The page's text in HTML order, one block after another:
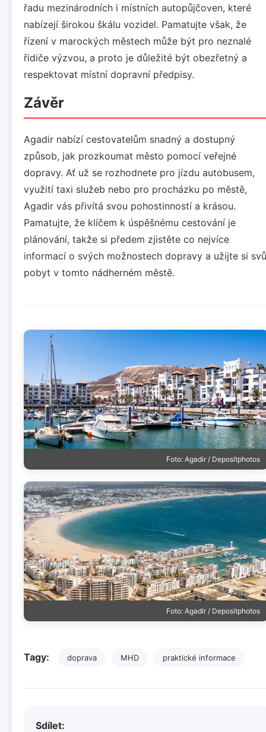
řadu mezinárodních i místních autopůjčoven, které
nabízejí širokou škálu vozidel. Pamatujte však, že
řízení v marockých městech může být pro neznalé
řidiče výzvou, a proto je důležité být obezřetný a
respektovat místní dopravní předpisy.
Závěr
Agadir nabízí cestovatelům snadný a dostupný
způsob, jak prozkoumat město pomocí veřejné
dopravy. Ať už se rozhodnete pro jízdu autobusem,
využití taxi služeb nebo pro procházku po městě,
Agadir vás přivítá svou pohostinností a krásou.
Pamatujte, že klíčem k úspěšnému cestování je
plánování, takže si předem zjistěte co nejvíce
informací o svých možnostech dopravy a užijte si
pobyt v tomto nádherném městě.
Foto: Agadir / Depositphotos
Foto: Agadir / Depositphotos
Tagy: doprava MHD praktické informace
Sdílet: